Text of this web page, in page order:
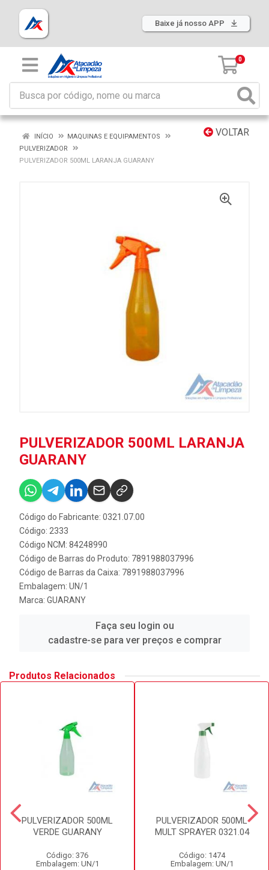
Baixe já nosso APP
0
VOLTAR
INÍCIO
MAQUINAS E EQUIPAMENTOS
PULVERIZADOR
PULVERIZADOR 500ML LARANJA GUARANY
PULVERIZADOR 500ML LARANJA
GUARANY
Código do Fabricante: 0321.07.00
Código: 2333
Código NCM: 84248990
Código de Barras do Produto: 7891988037996
Código de Barras da Caixa: 7891988037996
Embalagem: UN/1
Marca: GUARANY
Faça seu login ou
cadastre-se para ver preços e comprar
Produtos Relacionados
PULVERIZADOR 500ML
VERDE GUARANY
Código: 376
Embalagem: UN/1
PULVERIZADOR 500ML
MULT SPRAYER 0321.04
Código: 1474
Embalagem: UN/1